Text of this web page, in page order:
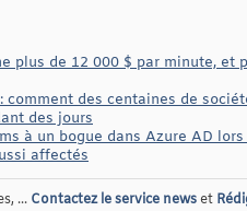
plus de 12 000 $ par minute,
des centaines de
des jours
à un bogue dans Azure AD
affectés
... Contactez le service newset